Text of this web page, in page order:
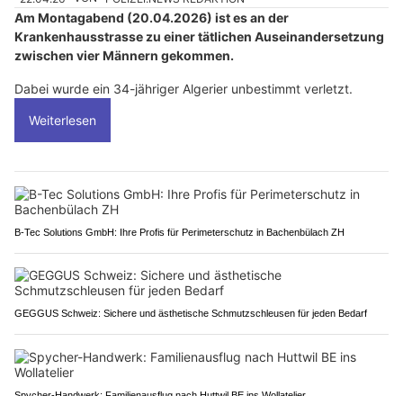
Am Montagabend (20.04.2026) ist es an der
Krankenhausstrasse zu einer tätlichen Auseinandersetzung
zwischen vier Männern gekommen.
Dabei wurde ein 34-jähriger Algerier unbestimmt verletzt.
Weiterlesen
B-Tec Solutions GmbH: Ihre Profis für Perimeterschutz in Bachenbülach ZH
GEGGUS Schweiz: Sichere und ästhetische Schmutzschleusen für jeden Bedarf